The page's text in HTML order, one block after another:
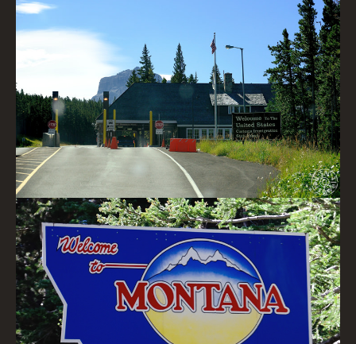
Chief Mountain US-Grenz�bergang
Welcome Sign, Montana